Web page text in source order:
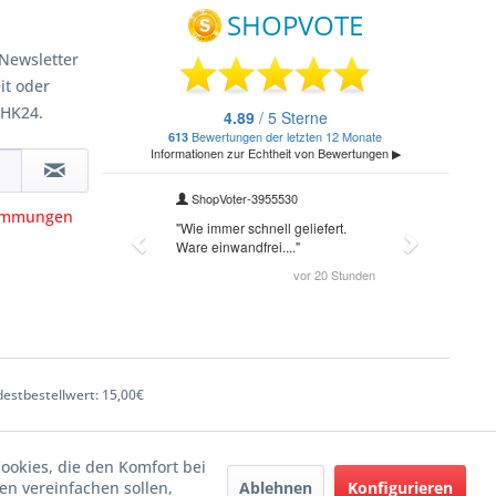
oder
15,00€
die den Komfort bei
vereinfachen sollen,
Ablehnen Konfigurieren